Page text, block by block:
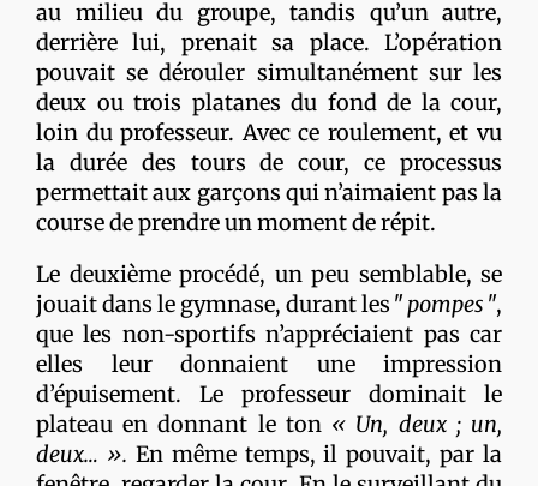
au milieu du groupe, tandis qu’un autre,
derrière lui, prenait sa place. L’opération
pouvait se dérouler simultanément sur les
deux ou trois platanes du fond de la cour,
loin du professeur. Avec ce roulement, et vu
la durée des tours de cour, ce processus
permettait aux garçons qui n’aimaient pas la
course de prendre un moment de répit.
Le deuxième procédé, un peu semblable, se
jouait dans le gymnase, durant les ʺpompes ʺ,
que les non-sportifs n’appréciaient pas car
elles leur donnaient une impression
d’épuisement. Le professeur dominait le
plateau en donnant le ton « Un, deux ; un,
deux… ». En même temps, il pouvait, par la